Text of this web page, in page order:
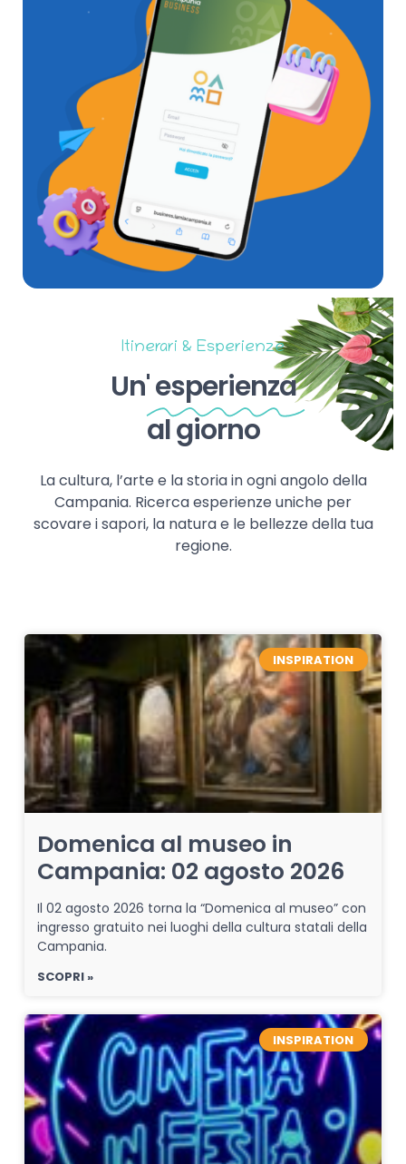
Itinerari & Esperienze
Un'esperienza
al giorno
La cultura, l’arte e la storia in ogni angolo della
Campania. Ricerca esperienze uniche per
scovare i sapori, la natura e le bellezze della tua
regione.
INSPIRATION
Domenica al museo in
Campania: 02 agosto 2026
Il 02 agosto 2026 torna la “Domenica al museo” con
ingresso gratuito nei luoghi della cultura statali della
Campania.
SCOPRI »
INSPIRATION